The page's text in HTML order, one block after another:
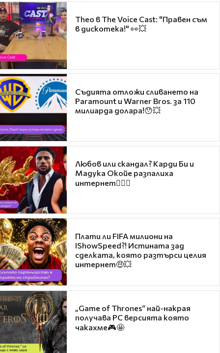
Theo в The Voice Cast: "Правен съм
в дискотека!" 👀💥
Съдията отложи сливането на
Paramount и Warner Bros. за 110
милиарда долара!😯💥
Любов или скандал? Карди Би и
Мадука Окойе разпалиха
интернет❤️‍🔥🔥
Плати ли FIFA милиони на
IShowSpeed?! Истината зад
сделката, която разтърси целия
интернет🤑💥
„Game of Thrones“ най-накрая
получава PC версията която
чакахме🎮🤩